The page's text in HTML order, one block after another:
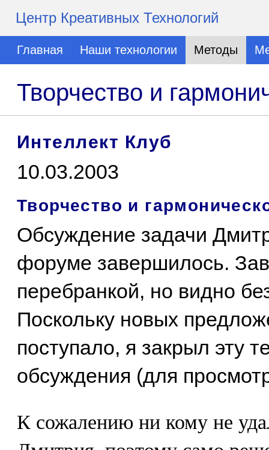
Центр Креативных Технологий
Главная Наши технологии Методы
Творчество и
Интеллект Клуб
10.03.2003
Творчество и
Обсуждение задачи
форуме завершилось.
перебранкой, но видно
Поскольку новых
поступало, я закрыл эту
обсуждения (для
К сожалению ни кому не